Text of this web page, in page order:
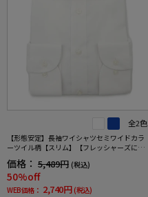
全2色
【形態安定】長袖ワイシャツセミワイドカラ
ーツイル柄【スリム】【フレッシャーズにも
おすすめ】nero通年【スリムデザイン】
価格： 5,489円 (税込)
50%off
WEB価格： 2,740円 (税込)